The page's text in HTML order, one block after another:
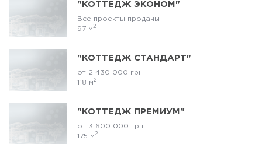
"КОТТЕДЖ ЭКОНОМ"
Все проекты проданы
97 м 2
"КОТТЕДЖ СТАНДАРТ"
от 2 430 000 грн
118 м 2
"КОТТЕДЖ ПРЕМИУМ"
от 3 600 000 грн
175 м 2